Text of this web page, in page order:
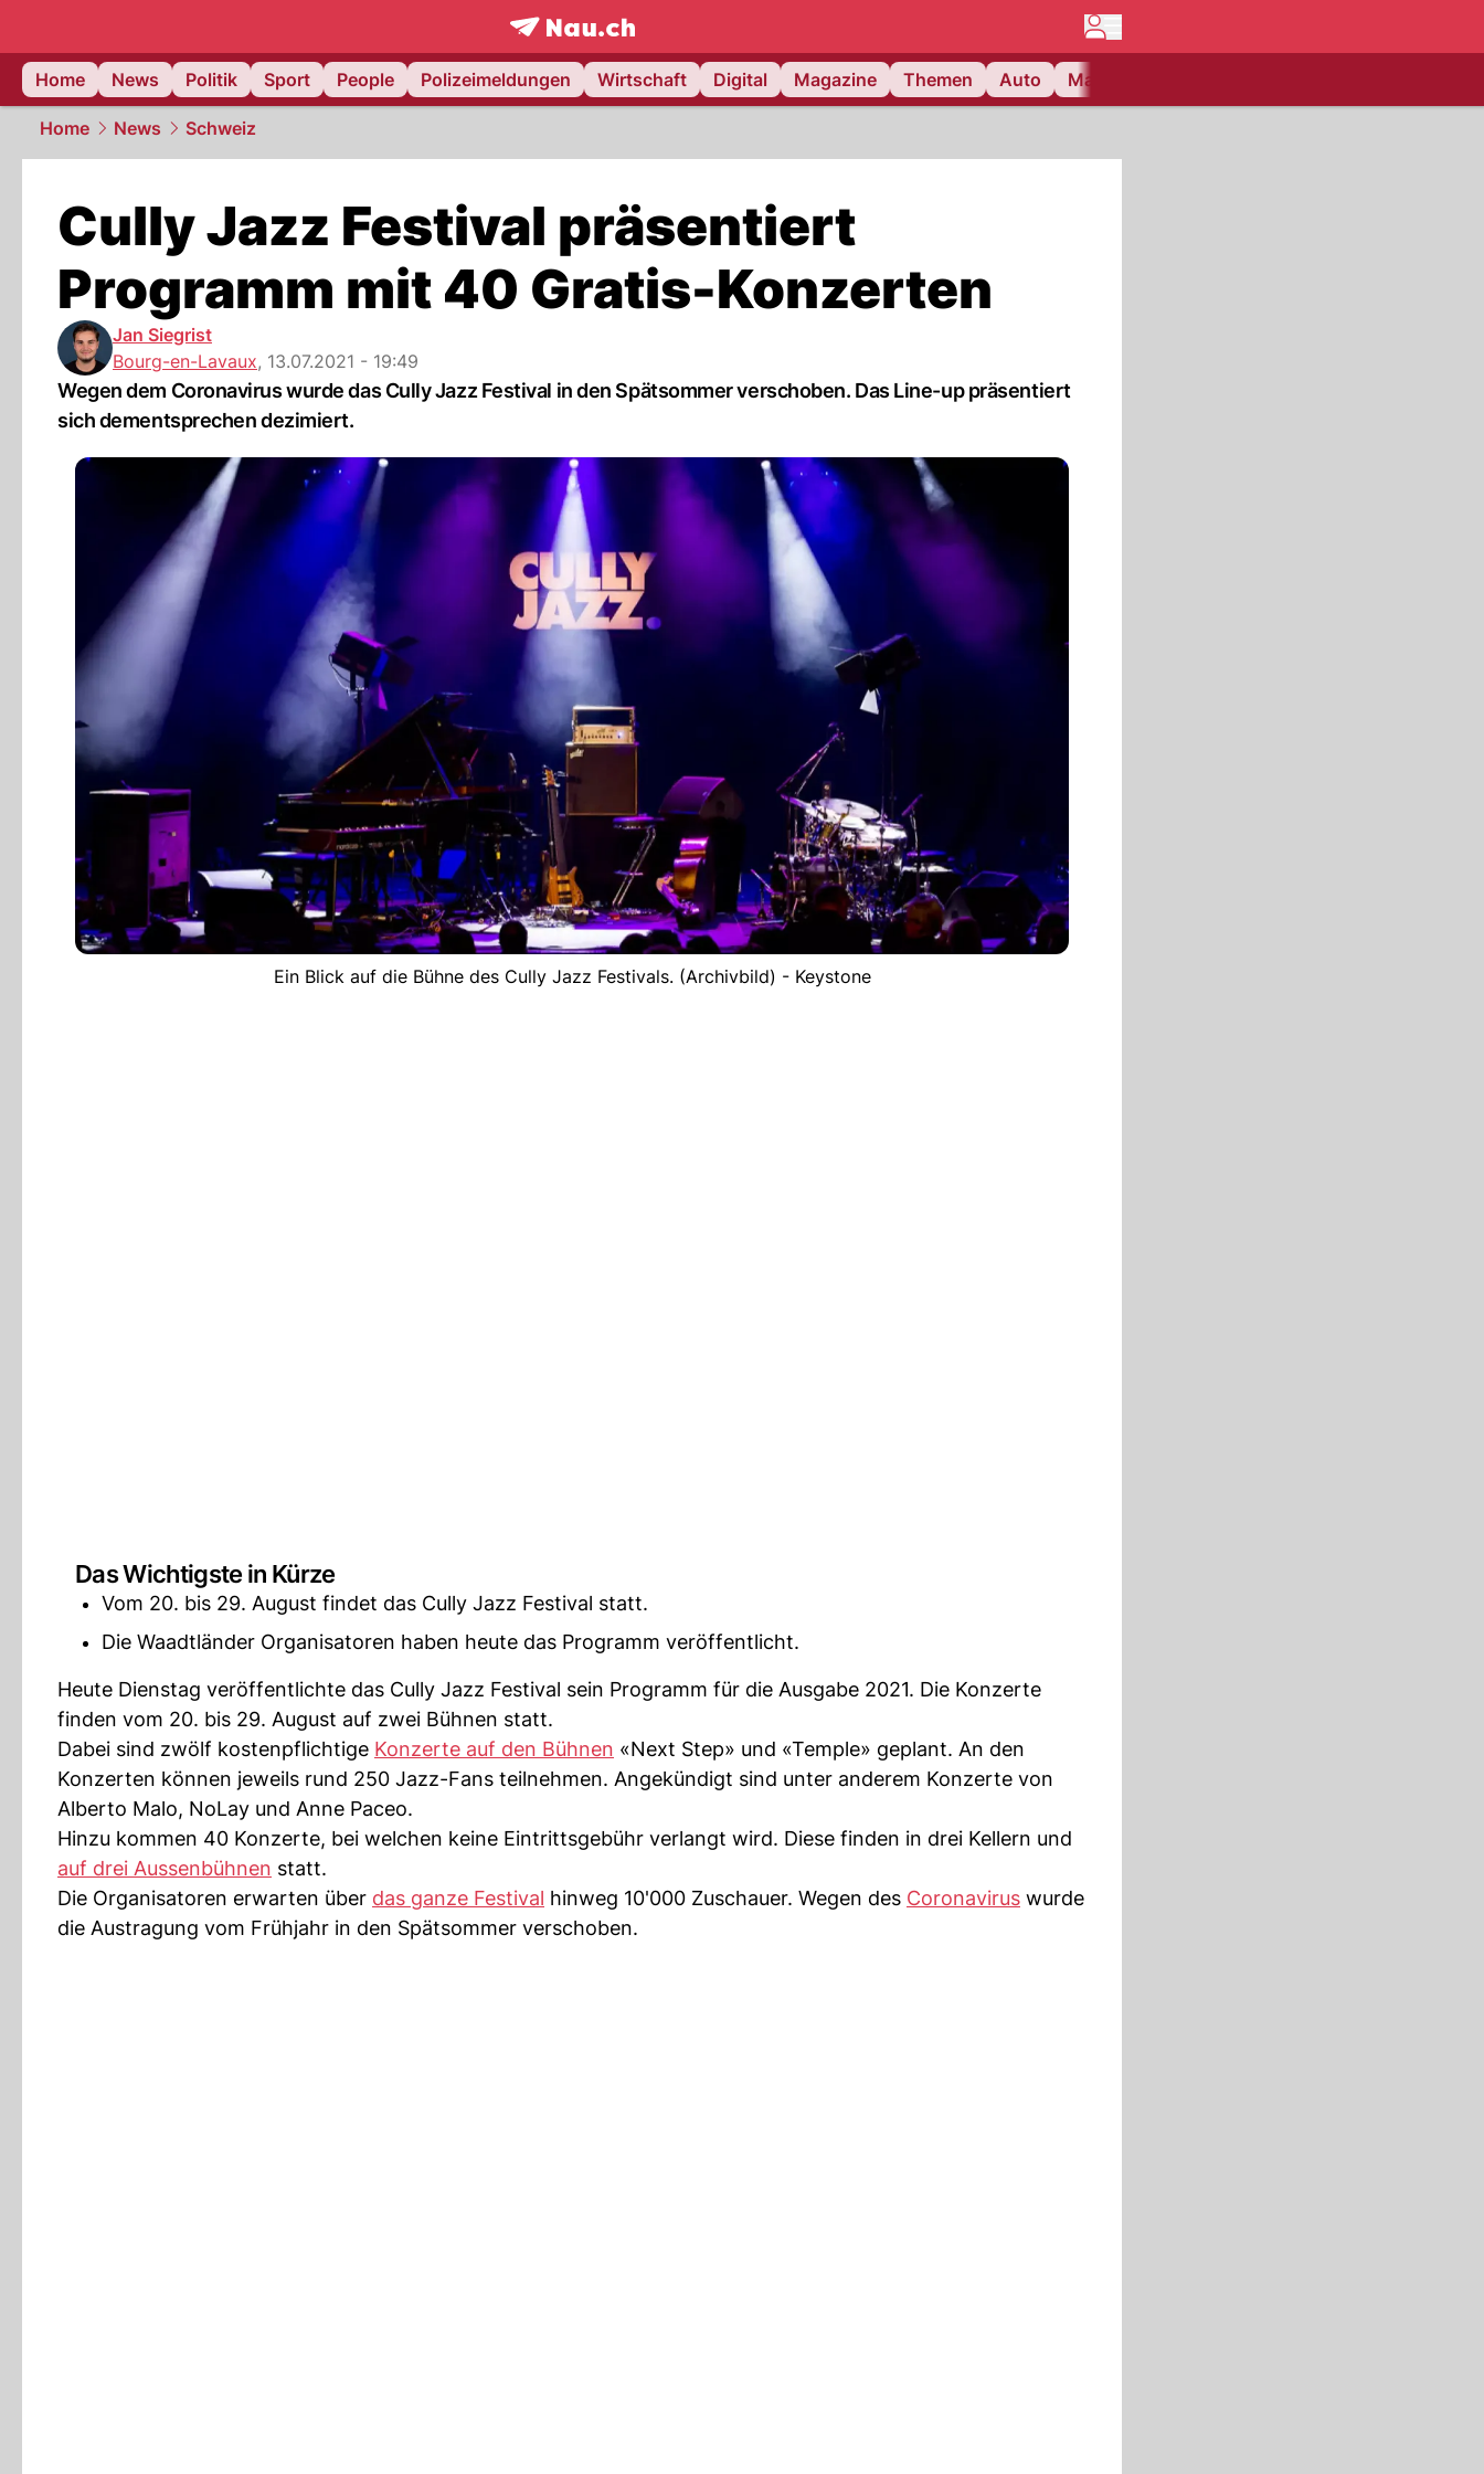
frontpage.NAU.ch
Home
News Politik Sport People Polizeimeldungen Wirtschaft Digital Magazine Themen Auto Matchcenter
Home News Schweiz
Cully Jazz Festival präsentiert
Programm mit 40 Gratis-Konzerten
Jan Siegrist
Bourg-en-Lavaux, 13.07.2021 - 19:49
Wegen dem Coronavirus wurde das Cully Jazz Festival in den Spätsommer verschoben. Das Line-up präsentiert
sich dementsprechen dezimiert.
Ein Blick auf die Bühne des Cully Jazz Festivals. (Archivbild) - Keystone
Das Wichtigste in Kürze
Vom 20. bis 29. August findet das Cully Jazz Festival statt.
Die Waadtländer Organisatoren haben heute das Programm veröffentlicht.
Heute Dienstag veröffentlichte das Cully Jazz Festival sein Programm für die Ausgabe 2021. Die Konzerte
finden vom 20. bis 29. August auf zwei Bühnen statt.
Dabei sind zwölf kostenpflichtige Konzerte auf den Bühnen «Next Step» und «Temple» geplant. An den
Konzerten können jeweils rund 250 Jazz-Fans teilnehmen. Angekündigt sind unter anderem Konzerte von
Alberto Malo, NoLay und Anne Paceo.
Hinzu kommen 40 Konzerte, bei welchen keine Eintrittsgebühr verlangt wird. Diese finden in drei Kellern und
auf drei Aussenbühnen statt.
Die Organisatoren erwarten über das ganze Festival hinweg 10'000 Zuschauer. Wegen des Coronavirus wurde
die Austragung vom Frühjahr in den Spätsommer verschoben.